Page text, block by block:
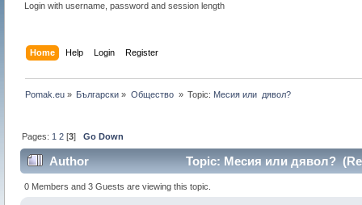
Login with username, password and session length
Home Help Login Register
Pomak.eu » Български » Общество » Topic: Месия или  дявол?
Pages: 1 2 [3]Go Down
Author Topic: Месия или дявол?
0 Members and 3 Guests are viewing this topic.